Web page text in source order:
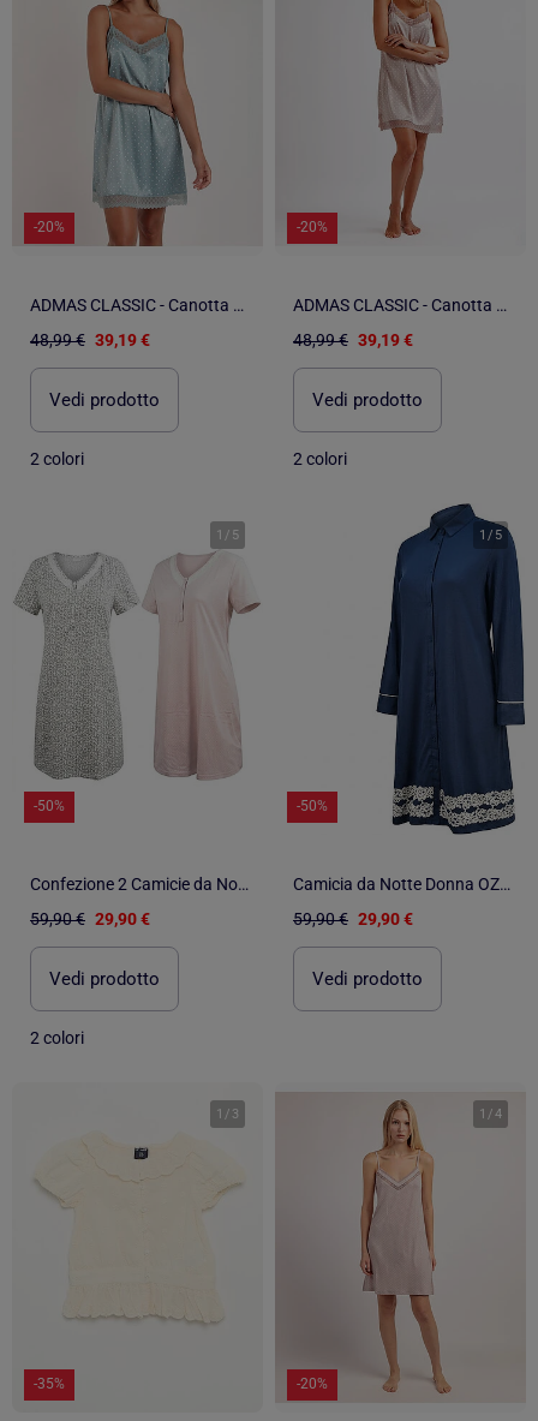
-20%
ADMAS CLASSIC - Canotta da sposa con spalline in pizzo a pois da donna
48,99 € 39,19 €
Vedi prodotto
2 colori
-20%
ADMAS CLASSIC - Canotta da sposa con spalline in pizzo a pois da donna
48,99 € 39,19 €
Vedi prodotto
2 colori
1 / 5
-50%
Confezione 2 Camicie da Notte Donna Pizzo Bottoni Manica Corta Cotone OZABI
59,90 € 29,90 €
Vedi prodotto
2 colori
1 / 5
-50%
Camicia da Notte Donna OZABI Bottoni Pizzo Viscosa
59,90 € 29,90 €
Vedi prodotto
1 / 3
-35%
1 /4
-20%